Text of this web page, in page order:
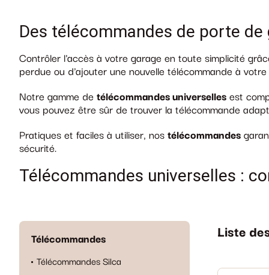
Des télécommandes de porte de
Contrôler l'accès à votre garage en toute simplicité
perdue ou d'ajouter une nouvelle télécommande à votre
Notre gamme de télécommandes universelles est
vous pouvez être sûr de trouver la télécommande
Pratiques et faciles à utiliser, nos télécommandes
sécurité.
Télécommandes universelles :
Télécommandes
Télécommandes Silca
Liste